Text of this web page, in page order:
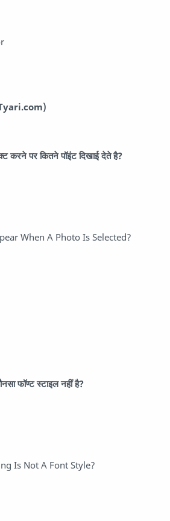
करने पर कितने पॉइंट दिखाई देते है?
When A Photo Is Selected?
फॉण्ट स्टाइल नहीं है?
Is Not A Font Style?